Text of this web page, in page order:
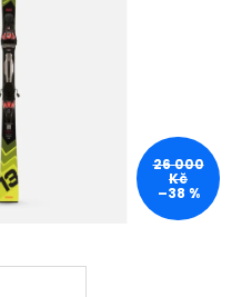
26 000
Kč
–38 %